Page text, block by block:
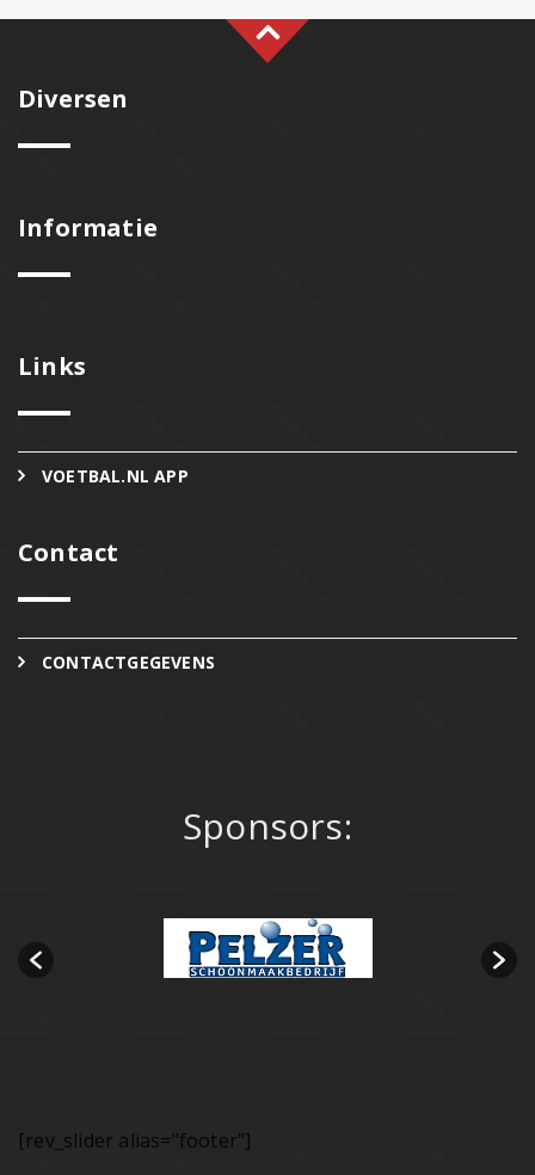
Diversen
Informatie
Links
VOETBAL.NL APP
Contact
CONTACTGEGEVENS
Sponsors:
[rev_slider alias="footer"]